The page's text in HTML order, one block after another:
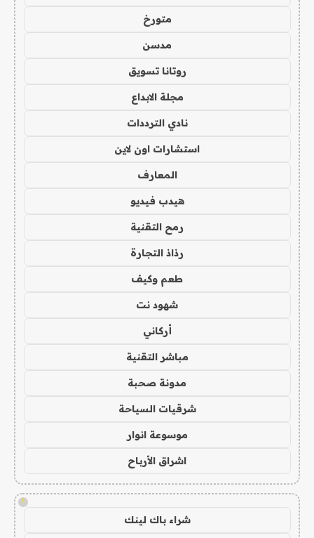
متورخ
مدسن
روتانا تسويق
مجلة الابداع
نادي الترددات
استشارات اون لاين
المعارف
هيدب فيديو
رمح التقنية
رذاذ التجارة
طعم وكيف
شهود نت
أركاني
مباشر التقنية
مدونة صحبة
شرقيات السياحة
موسوعة انوار
اشراق الأرباح
!
شراء باك لينك